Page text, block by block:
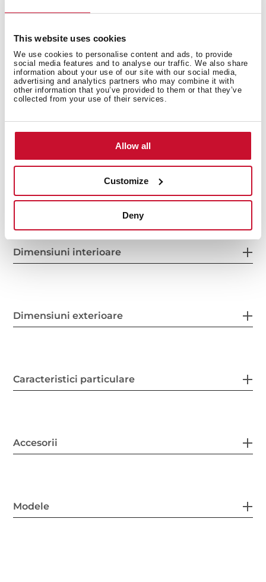
This website uses cookies
We use cookies to personalise content and ads, to provide
social media features and to analyse our traffic. We also share
information about your use of our site with our social media,
advertising and analytics partners who may combine it with
other information that you’ve provided to them or that they’ve
collected from your use of their services.
Allow all
Customize
Deny
Min.: 141 m3/h
Nivel zgomot conform UE 65/2014:
Turbo: 69 dB
Max.: 64 dB
Min.: 52 dB
Dimensiuni interioare
Dimensiuni exterioare
Caracteristici particulare
Accesorii
Modele